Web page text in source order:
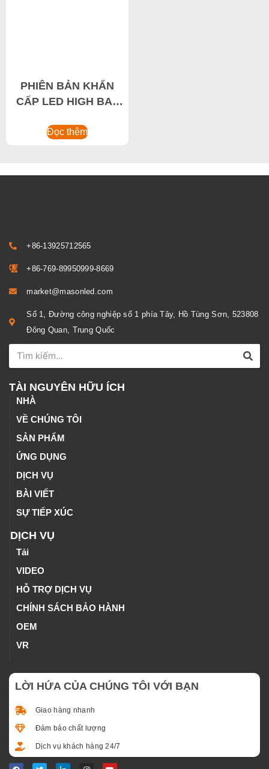
PHIÊN BẢN KHẨN
CẤP LED HIGH BAY
chống cháy nổ khai
Đọc thêm
+86-13925712565
+86-769-89950999-8669
market@masonled.com
Số 1, Đường công nghiệp số 1 phía Tây, Hồ Tùng Sơn, 523808
Đông Quan, Trung Quốc
TÀI NGUYÊN HỮU ÍCH
NHÀ
VỀ CHÚNG TÔI
SẢN PHẨM
ỨNG DỤNG
DỊCH VỤ
BÀI VIẾT
SỰ TIẾP XÚC
DỊCH VỤ
Tải
VIDEO
HỖ TRỢ DỊCH VỤ
CHÍNH SÁCH BẢO HÀNH
OEM
VR
LỜI HỨA CỦA CHÚNG TÔI VỚI BẠN
Giao hàng nhanh
Đảm bảo chất lượng
Dịch vụ khách hàng 24/7